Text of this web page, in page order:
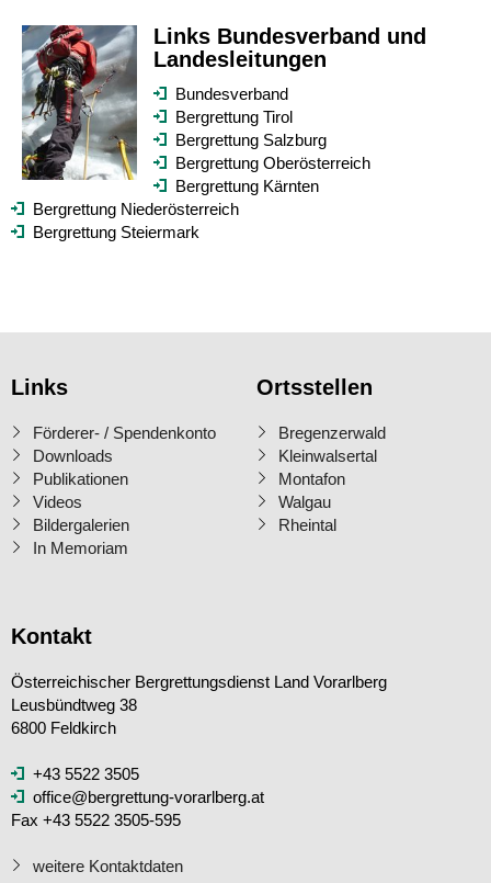
Links Bundesverband und
Landesleitungen
Bundesverband
Bergrettung Tirol
Bergrettung Salzburg
Bergrettung Oberösterreich
Bergrettung Kärnten
Bergrettung Niederösterreich
Bergrettung Steiermark
Links
Förderer- / Spendenkonto
Downloads
Publikationen
Videos
Bildergalerien
In Memoriam
Ortsstellen
Bregenzerwald
Kleinwalsertal
Montafon
Walgau
Rheintal
Kontakt
Österreichischer Bergrettungsdienst Land Vorarlberg
Leusbündtweg 38
6800 Feldkirch
+43 5522 3505
office@bergrettung-vorarlberg.at
Fax +43 5522 3505-595
weitere Kontaktdaten